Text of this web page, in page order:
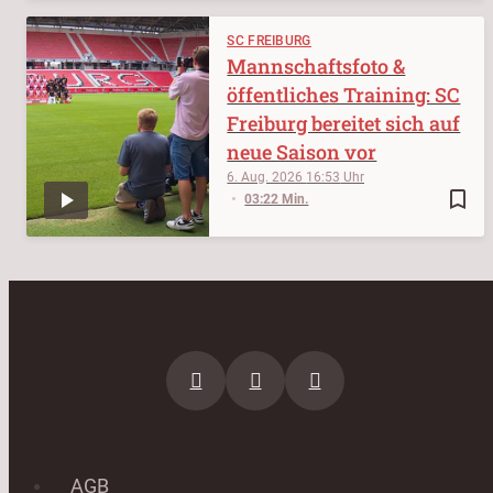
SC FREIBURG
bookmark_border
6. Aug. 2026 16:53
03:22 Min.
Mannschaftsfoto &
öffentliches Training: SC
Freiburg bereitet sich auf
neue Saison vor
AGB